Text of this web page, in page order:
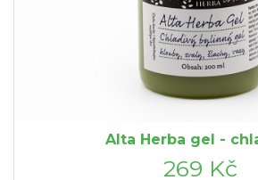
Alta Herba gel -
269 Kč